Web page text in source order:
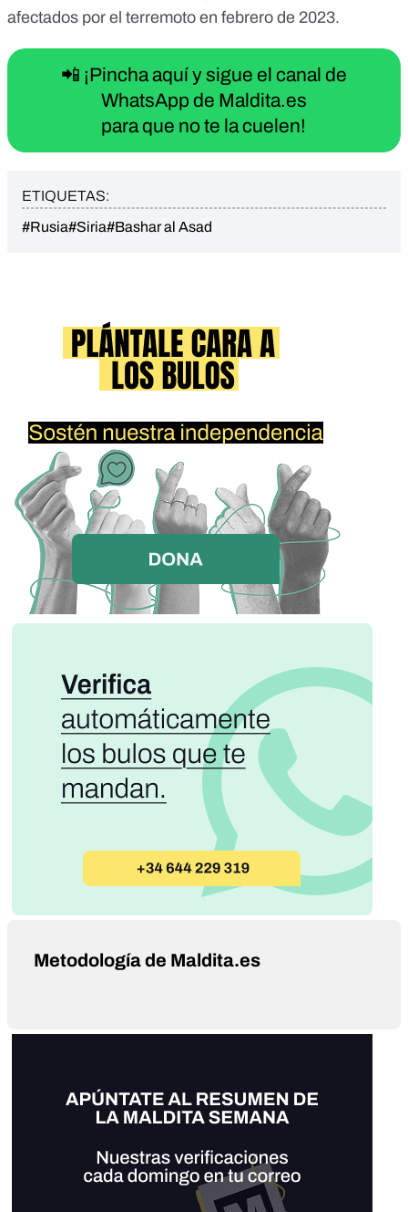
afectados por el terremoto en febrero de 2023.
📲 ¡Pincha aquí y sigue el canal de
WhatsApp de Maldita.es
para que no te la cuelen!
ETIQUETAS:
#Rusia#Siria#Bashar al Asad
Metodología de Maldita.es